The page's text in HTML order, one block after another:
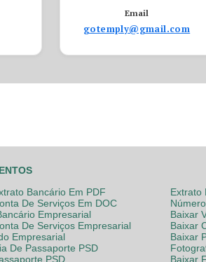
Email
gotemply@gmail.com
Bancário Em PDF
De Serviços Em DOC
Empresarial
De Serviços Empresarial
Empresarial
De Passaporte PSD
PSD
Extrato
Baixar
Baixar
Baixar
Baixar